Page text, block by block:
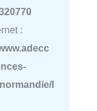
:
l